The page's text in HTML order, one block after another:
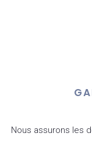
Nous assurons les